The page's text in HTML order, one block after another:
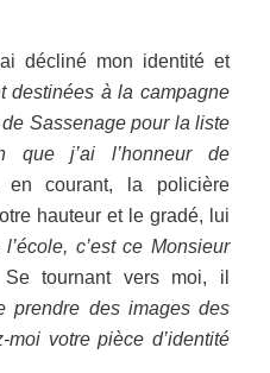
décliné mon identité et
destinées à la campagne
Sassenage pour la liste
que j’ai l’honneur de
courant, la policière
hauteur et le gradé, lui
c’est ce Monsieur
tournant vers moi, il
prendre des images des
moi votre pièce d’identité